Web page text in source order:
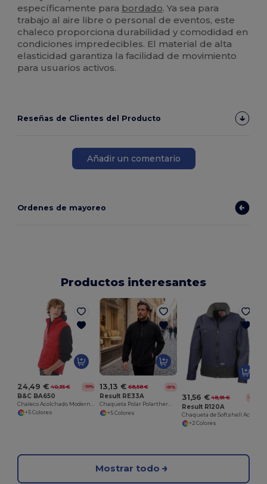
específicamente para bordado. Ya sea para
trabajo al aire libre o personal de eventos, este
chaleco proporciona durabilidad y comodidad en
condiciones impredecibles. El material de alta
elasticidad garantiza la facilidad de movimiento
para usuarios activos.
Reseñas de Clientes del Producto
Añadir un comentario
Ordenes de mayoreo
Productos interesantes
24,49 € 40,35 € -39%
B&C BA650
+5 Colores
13,13 € 68,58 € -81%
Result RE33A
Chaqueta Polar Polartherm™
+5 Colores
31,56 € 48,91 € -35%
Result R120A
+2 Colores
Mostrar todo